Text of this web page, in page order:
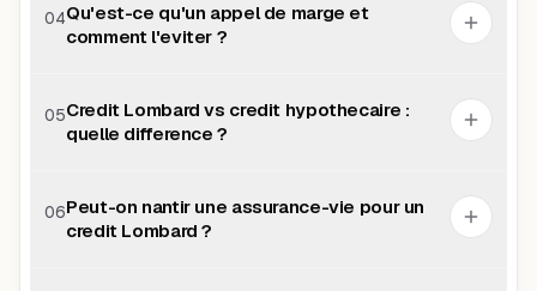
04Qu'est-ce qu'un appel de marge et
comment l'eviter ?
05Credit Lombard vs credit hypothecaire :
quelle difference ?
06Peut-on nantir une assurance-vie pour un
credit Lombard ?